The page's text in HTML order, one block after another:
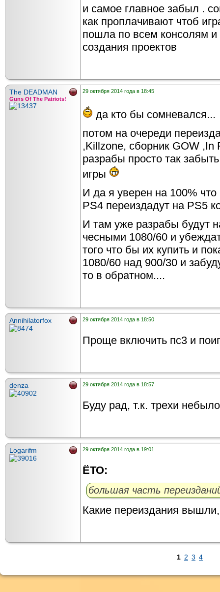
и самое главное забыл .
как проплачивают чтоб
пошла по всем консолям и
создания проектов
The DEADMAN
Guns Of The Patriots!
29 октября 2014 года в 18:45
да кто бы сомневался...
потом на очереди
,Killzone, сборник GOW ,In
разрабы просто так
игры
И да я уверен на 100%
PS4 переиздадут на PS5
И там уже разрабы будут
чесными 1080/60 и
того что бы их купить и
1080/60 над 900/30 и
то в обратном....
Annihilatorfox 29 октября 2014 года в 18:50
Проще включить пс3 и
denza 29 октября 2014 года в 18:57
Буду рад, т.к. трехи
Logarifm 29 октября 2014 года в 19:01
ЁТО:
большая часть
Какие переиздания
1 2 3 4